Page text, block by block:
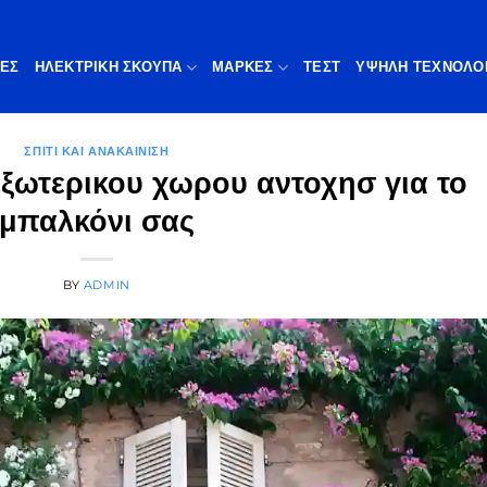
ΗΛΕΚΤΡΙΚΗ ΣΚΟΥΠΑ ΜΆΡΚΕΣ ΤΕΣΤ ΥΨΗΛΉ
ΣΠΊΤΙ ΚΑΙ ΑΝΑΚΑΊΝΙΣΗ
χωρου αντοχησ για το
μπαλκόνι σας
BY ADMIN